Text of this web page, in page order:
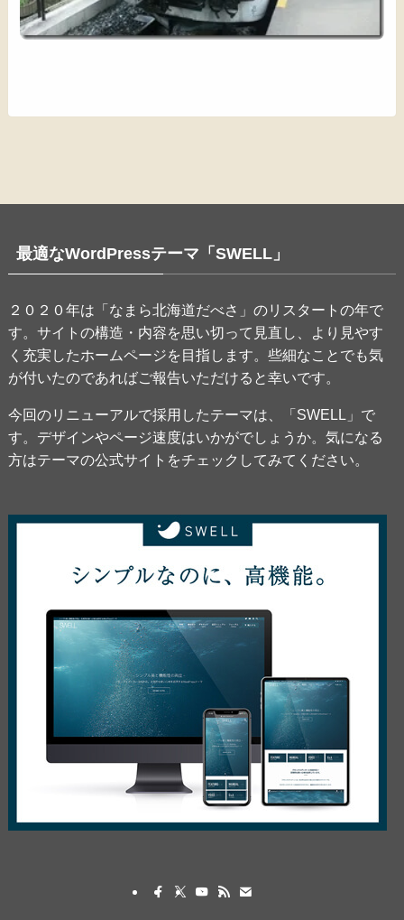
最適なWordPressテーマ「SWELL」
２０２０年は「なまら北海道だべさ」のリスタートの年で
す。サイトの構造・内容を思い切って見直し、より見やす
く充実したホームページを目指します。些細なことでも気
が付いたのであればご報告いただけると幸いです。
今回のリニューアルで採用したテーマは、「SWELL」で
す。デザインやページ速度はいかがでしょうか。気になる
方はテーマの公式サイトをチェックしてみてください。